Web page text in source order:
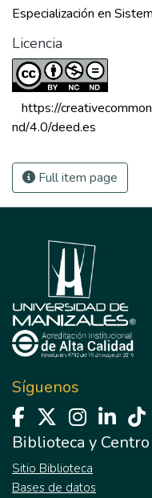
Especialización en
Licencia
https://
nd/4.0/deed.es
Full item page
Síguenos
Biblioteca y
Sitio Biblioteca
Bases de datos